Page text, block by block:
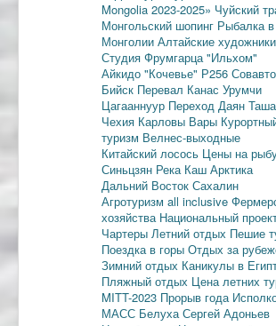
Mongolia 2023-2025» Чуйский
Монгольский шопинг Рыбалка в
Монголии Алтайские художники
Студия Фрумгарца "Ильхом"
Айкидо "Кочевье" Р256
Бийск Перевал Канас Урумчи
Цагааннуур Переход Даян
Чехия Карловы Вары
туризм Велнес-выходные
Китайский лосось Цены на
Синьцзян Река Каш Арктика
Дальний Восток Сахалин
Агротуризм all inclusive
хозяйства Национальный
Чартеры Летний отдых Пешие
Поездка в горы Отдых за
Зимний отдых Каникулы в
Пляжный отдых Цена летних
MITT-2023 Прорыв года
МАСС Белуха Сергей Адоньев